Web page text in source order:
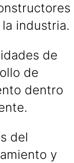
industria.
de
de
dentro
del
y